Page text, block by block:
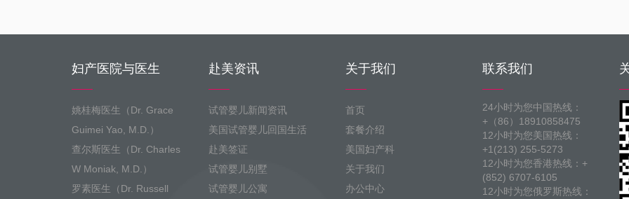
妇产医院与医生
姚桂梅医生（Dr. Grace
Guimei Yao, M.D.）
查尔斯医生（Dr. Charles
W Moniak, M.D.）
罗素医生（Dr. Russell
赴美资讯
试管婴儿新闻资讯
美国试管婴儿回国生活
赴美签证
试管婴儿别墅
试管婴儿公寓
关于我们
首页
套餐介绍
美国妇产科
关于我们
办公中心
联系我们
24小时为您中国热线：
+（86）18910858475
12小时为您美国热线：
+1(213) 255-5273
12小时为您香港热线：+
(852) 6707-6105
12小时为您俄罗斯热线：